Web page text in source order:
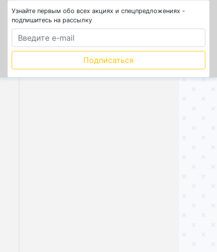
Узнайте первым обо всех акциях и спецпредложениях -
подпишитесь на рассылку